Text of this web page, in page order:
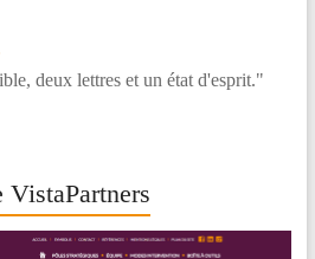
deux lettres et un état d'esprit."